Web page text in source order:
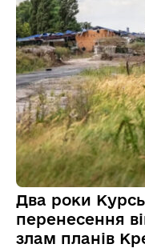
Два роки
перенесення
злам планів